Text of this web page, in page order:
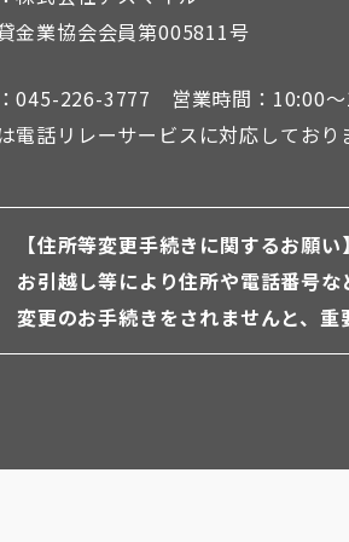
金業協会会員第005811号
045-226-3777 営業時間：10:00
電話リレーサービスに対応しており
【住所等変更手続きに関するお願い
お引越し等により住所や電話番号
変更のお手続きをされませんと、